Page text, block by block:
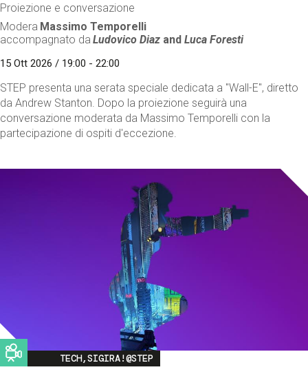
Proiezione e conversazione
Modera Massimo Temporelli
accompagnato da Ludovico Diaz andLuca Foresti
15 Ott 2026 / 19:00 - 22:00
STEP presenta una serata speciale dedicata a "Wall-E", diretto
da Andrew Stanton. Dopo la proiezione seguirà una
conversazione moderata da Massimo Temporelli con la
partecipazione di ospiti d'eccezione.
Image
TECH,SIGIRA!@STEP